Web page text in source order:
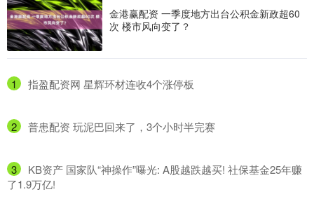
金港赢配资 一季度地方出台公积金新政超60
次 楼市风向变了？
1 ​指盈配资网 星辉环材连收4个涨停板
2 ​普患配资 玩泥巴回来了，3个小时半完赛
3
​KB资产 国家队“神操作”曝光: A股越跌越买! 社保基金25年赚
了1.9万亿!